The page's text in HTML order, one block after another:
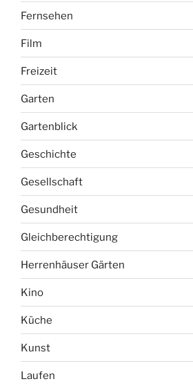
Fernsehen
Film
Freizeit
Garten
Gartenblick
Geschichte
Gesellschaft
Gesundheit
Gleichberechtigung
Herrenhäuser Gärten
Kino
Küche
Kunst
Laufen